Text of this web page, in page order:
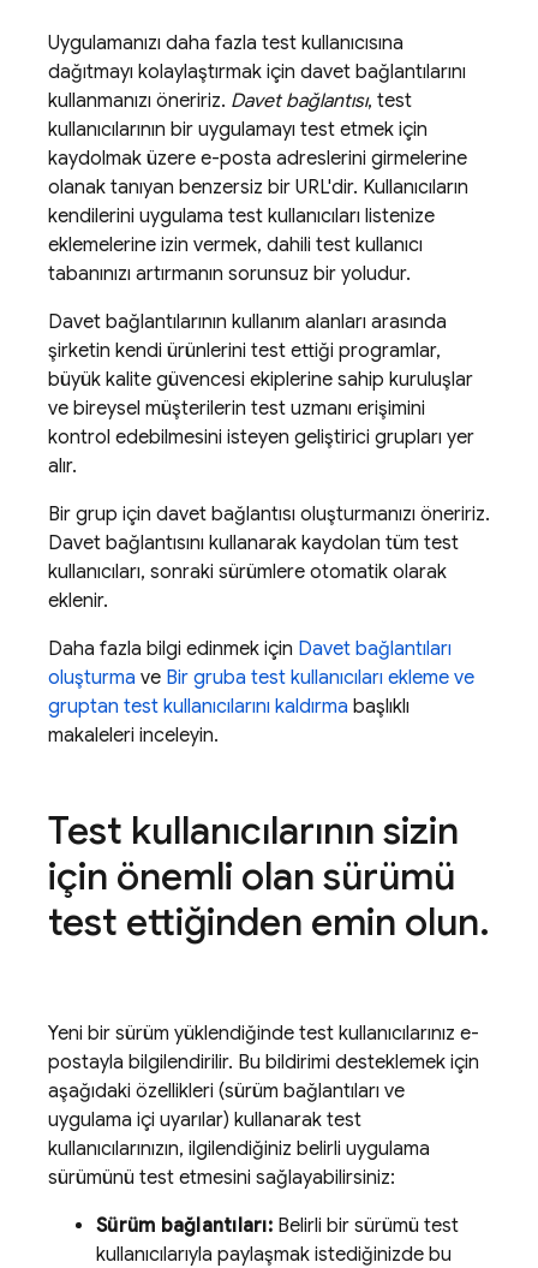
Uygulamanızı daha fazla test kullanıcısına
dağıtmayı kolaylaştırmak için davet bağlantılarını
kullanmanızı öneririz. Davet bağlantısı, test
kullanıcılarının bir uygulamayı test etmek için
kaydolmak üzere e-posta adreslerini girmelerine
olanak tanıyan benzersiz bir URL'dir. Kullanıcıların
kendilerini uygulama test kullanıcıları listenize
eklemelerine izin vermek, dahili test kullanıcı
tabanınızı artırmanın sorunsuz bir yoludur.
Davet bağlantılarının kullanım alanları arasında
şirketin kendi ürünlerini test ettiği programlar,
büyük kalite güvencesi ekiplerine sahip kuruluşlar
ve bireysel müşterilerin test uzmanı erişimini
kontrol edebilmesini isteyen geliştirici grupları yer
alır.
Bir grup için davet bağlantısı oluşturmanızı öneririz.
Davet bağlantısını kullanarak kaydolan tüm test
kullanıcıları, sonraki sürümlere otomatik olarak
eklenir.
Daha fazla bilgi edinmek için Davet bağlantıları
oluşturma ve Bir gruba test kullanıcıları ekleme ve
gruptan test kullanıcılarını kaldırma başlıklı
makaleleri inceleyin.
Test kullanıcılarının sizin
için önemli olan sürümü
test ettiğinden emin olun.
Yeni bir sürüm yüklendiğinde test kullanıcılarınız e-
postayla bilgilendirilir. Bu bildirimi desteklemek için
aşağıdaki özellikleri (sürüm bağlantıları ve
uygulama içi uyarılar) kullanarak test
kullanıcılarınızın, ilgilendiğiniz belirli uygulama
sürümünü test etmesini sağlayabilirsiniz:
Sürüm bağlantıları:Belirli bir sürümü test
kullanıcılarıyla paylaşmak istediğinizde bu